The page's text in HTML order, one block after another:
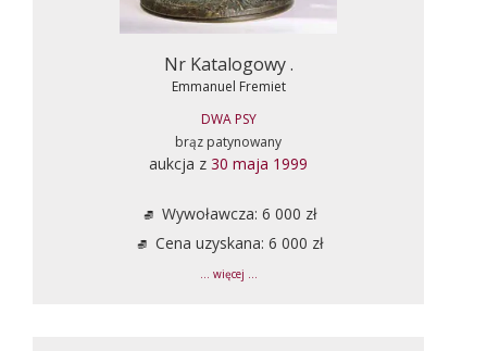
Nr Katalogowy .
Emmanuel Fremiet
DWA PSY
brąz patynowany
aukcja z 30 maja 1999
Wywoławcza: 6 000 zł
Cena uzyskana: 6 000 zł
... więcej ...